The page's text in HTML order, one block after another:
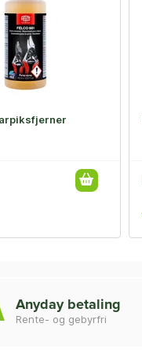
Anyday betaling
Rente- og gebyrfri